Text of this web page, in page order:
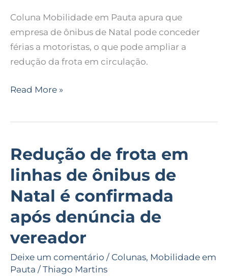
Coluna Mobilidade em Pauta apura que
empresa de ônibus de Natal pode conceder
férias a motoristas, o que pode ampliar a
redução da frota em circulação.
férias
de
motoristas
nas
Read More »
Redução de frota em
linhas de ônibus de
Natal é confirmada
após denúncia de
vereador
Deixe um comentário / Colunas, Mobilidade em
Pauta / Thiago Martins
Redução
de
frota
em
de
ônibus
de
Natal